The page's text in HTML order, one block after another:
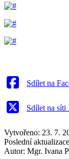
Sdílet na
Sdílet na síti
Vytvořeno: 23. 7.
Poslední
Autor: Mgr. Ivana